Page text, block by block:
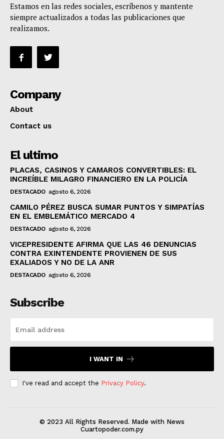
Estamos en las redes sociales, escríbenos y mantente
siempre actualizados a todas las publicaciones que
realizamos.
Company
About
Contact us
El ultimo
PLACAS, CASINOS Y CAMAROS CONVERTIBLES: EL
INCREÍBLE MILAGRO FINANCIERO EN LA POLICÍA
DESTACADO agosto 6, 2026
CAMILO PÉREZ BUSCA SUMAR PUNTOS Y SIMPATÍAS
EN EL EMBLEMÁTICO MERCADO 4
DESTACADO agosto 6, 2026
VICEPRESIDENTE AFIRMA QUE LAS 46 DENUNCIAS
CONTRA EXINTENDENTE PROVIENEN DE SUS
EXALIADOS Y NO DE LA ANR
DESTACADO agosto 6, 2026
Subscribe
I WANT IN
I've read and accept the Privacy Policy.
© 2023 All Rights Reserved. Made with News
Cuartopoder.com.py